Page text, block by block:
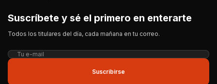
Suscríbete y sé el primero en enterarte
Todos los titulares del día, cada mañana en tu correo.
Suscribirse